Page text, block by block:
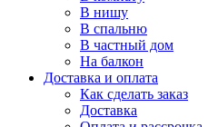
В нишу
В спальню
В частный дом
На балкон
Доставка и оплата
Как сделать заказ
Доставка